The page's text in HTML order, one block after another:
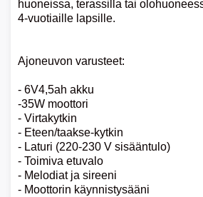
huoneissa, terassilla tai
4-vuotiaille lapsille.
Ajoneuvon varusteet:
- 6V4,5ah akku
-35W moottori
- Virtakytkin
- Eteen/taakse-kytkin
- Laturi (220-230 V sisääntulo)
- Toimiva etuvalo
- Melodiat ja sireeni
- Moottorin käynnistysääni